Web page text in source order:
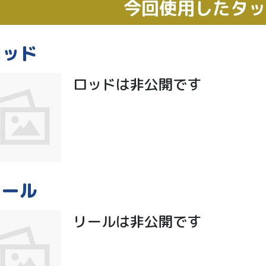
今回使用したタ
ド
ロッドは非公開です
ル
リールは非公開です